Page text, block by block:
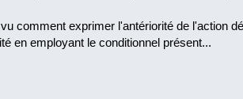
comment exprimer l'antériorité de l'action
en employant le conditionnel présent...